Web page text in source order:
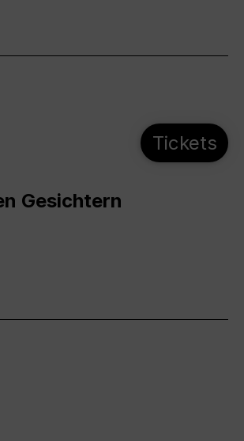
Gesichtern
Tickets